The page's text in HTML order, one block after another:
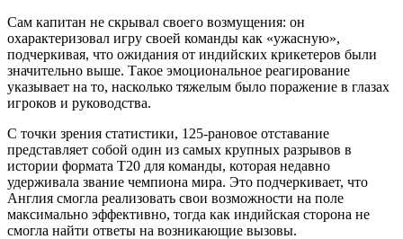
Сам капитан не скрывал своего возмущения: он
охарактеризовал игру своей команды как «ужасную»,
подчеркивая, что ожидания от индийских крикетеров были
значительно выше. Такое эмоциональное реагирование
указывает на то, насколько тяжелым было поражение в глазах
игроков и руководства.
С точки зрения статистики, 125-рановое отставание
представляет собой один из самых крупных разрывов в
истории формата T20 для команды, которая недавно
удерживала звание чемпиона мира. Это подчеркивает, что
Англия смогла реализовать свои возможности на поле
максимально эффективно, тогда как индийская сторона не
смогла найти ответы на возникающие вызовы.